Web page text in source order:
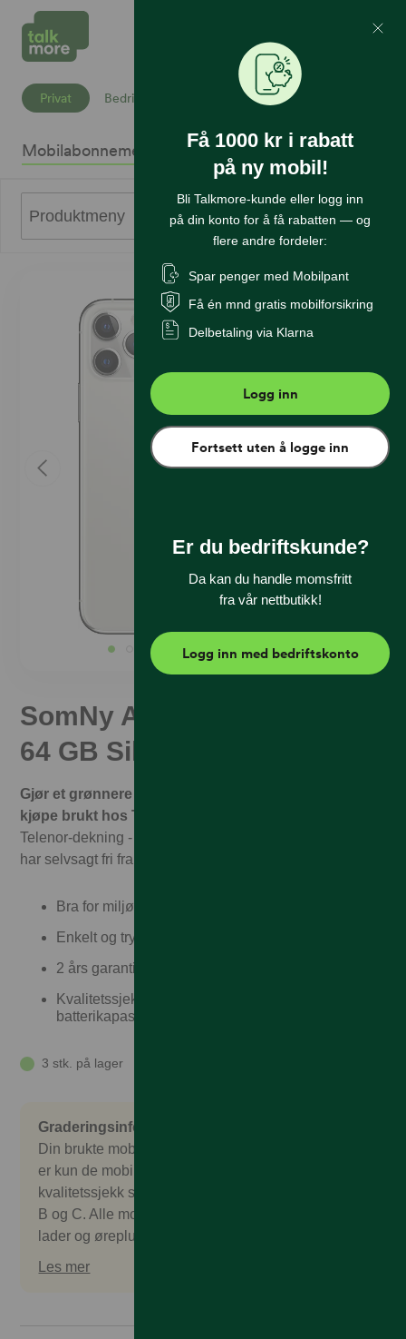
Mine Sider
Privat Bedrift
Mobilabonnement Mobiltelefoner InternettSikkerhet
Produktmeny
SomNy Apple iPhone 11 Pro
64 GB Silver (B)
Gjør et grønnere valg og spar penger. Det er trygt å
kjøpe brukt hos Talkmore!
Telenor-dekning - til Talkmorepriser, ingen binding, og vi
har selvsagt fri frakt og rask levering
Bra for miljøet
Enkelt og trygt
2 års garanti og 30 dagers angrerett
Kvalitetssjekket, garantert over 80%
batterikapasitet
3 stk. på lager
Graderingsinformasjon
Din brukte mobil er nøye sjekket og kontrollert. Det
er kun de mobilene som består en omfattende
kvalitetssjekk som godkjennes. Vi selger gradering
B og C. Alle mobilene kommer uten salgspakke,
lader og øreplugger. Tilbehør kan kjøpes separat.
Les mer
Få 1000 kr i rabatt
på ny mobil!
Bli Talkmore-kunde eller logg inn
på din konto for å få rabatten — og
flere andre fordeler:
Spar penger med Mobilpant
Få én mnd gratis mobilforsikring
Delbetaling via Klarna
Logg inn
Fortsett uten å logge inn
Er du bedriftskunde?
Da kan du handle momsfritt
fra vår nettbutikk!
Logg inn med bedriftskonto